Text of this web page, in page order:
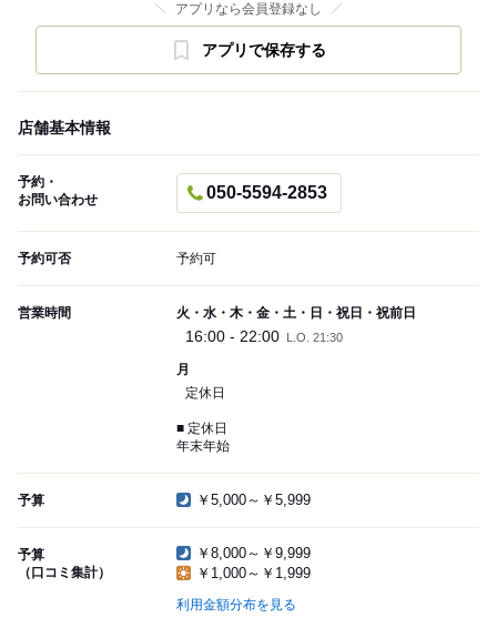
アプリなら会員登録なし
アプリで保存する
店舗基本情報
予約・
お問い合わせ
050-5594-2853
予約可否 予約可
営業時間 火・水・木・金・土・日・祝日・祝前日
16:00 - 22:00 L.O. 21:30
月
定休日
■ 定休日
年末年始
予算 ￥5,000～￥5,999
予算
（口コミ集計）
￥8,000～￥9,999
￥1,000～￥1,999
利用金額分布を見る